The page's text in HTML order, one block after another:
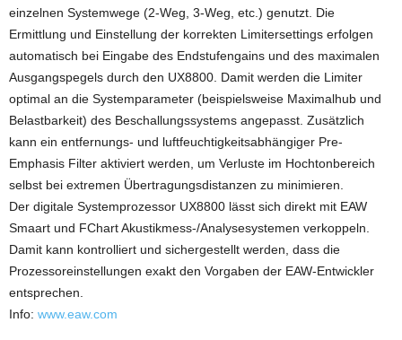
einzelnen Systemwege (2-Weg, 3-Weg, etc.) genutzt. Die
Ermittlung und Einstellung der korrekten Limitersettings erfolgen
automatisch bei Eingabe des Endstufengains und des maximalen
Ausgangspegels durch den UX8800. Damit werden die Limiter
optimal an die Systemparameter (beispielsweise Maximalhub und
Belastbarkeit) des Beschallungssystems angepasst. Zusätzlich
kann ein entfernungs- und luftfeuchtigkeitsabhängiger Pre-
Emphasis Filter aktiviert werden, um Verluste im Hochtonbereich
selbst bei extremen Übertragungsdistanzen zu minimieren.
Der digitale Systemprozessor UX8800 lässt sich direkt mit EAW
Smaart und FChart Akustikmess-/Analysesystemen verkoppeln.
Damit kann kontrolliert und sichergestellt werden, dass die
Prozessoreinstellungen exakt den Vorgaben der EAW-Entwickler
entsprechen.
Info: www.eaw.com